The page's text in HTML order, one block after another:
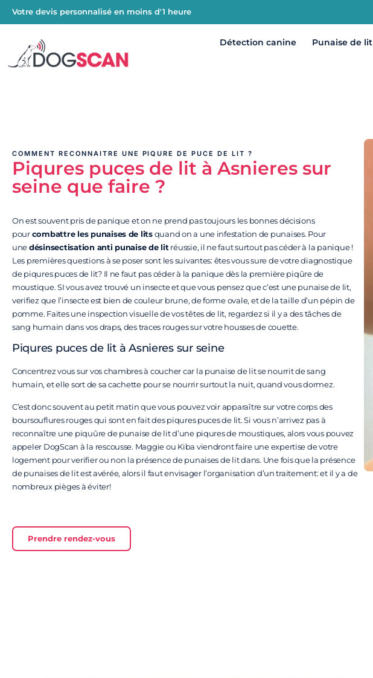
Votre devis personnalisé en moins d'1 heure
Détection canine Punaise de lit
COMMENT RECONNAITRE UNE PIQURE DE PUCE DE LIT ?
Piqures puces de lit à Asnieres sur
seine que faire ?
On est souvent pris de panique et on ne prend pas toujours les bonnes décisions
pourcombattre les punaises de litsquand on a une infestation de punaises. Pour
unedésinsectisation anti punaise de lit réussie, il ne faut surtout pas céder à la panique !
Les premières questions à se poser sont les suivantes: êtes vous sure de votre diagnostique
de piqures puces de lit? Il ne faut pas céder à la panique dès la première piqûre de
moustique. SI vous avez trouvé un insecte et que vous pensez que c’est une punaise de lit,
verifiez que l’insecte est bien de couleur brune, de forme ovale, et de la taille d’un pépin de
pomme. Faites une inspection visuelle de vos têtes de lit, regardez si il y a des tâches de
sang humain dans vos draps, des traces rouges sur votre housses de couette.
Piqures puces de lit à Asnieres sur seine
Concentrez vous sur vos chambres à coucher car la punaise de lit se nourrit de sang
humain, et elle sort de sa cachette pour se nourrir surtout la nuit, quand vous dormez.
C’est donc souvent au petit matin que vous pouvez voir apparaître sur votre corps des
boursouflures rouges qui sont en fait des piqures puces de lit. Si vous n’arrivez pas à
reconnaître une piquûre de punaise de lit d’une piqures de moustiques, alors vous pouvez
appeler DogScan à la rescousse. Maggie ou Kiba viendront faire une expertise de votre
logement pour verifier ou non la présence de punaises de lit dans. Une fois que la présence
de punaises de lit est avérée, alors il faut envisager l’organisation d’un traitement: et il y a de
nombreux pièges à éviter!
Prendre rendez-vous